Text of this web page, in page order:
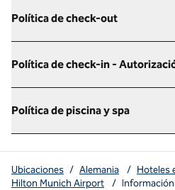
Política de check-out
Política de check-in -
Política de piscina y spa
Ubicaciones / Alemania / Hoteles
Hilton Munich Airport
/